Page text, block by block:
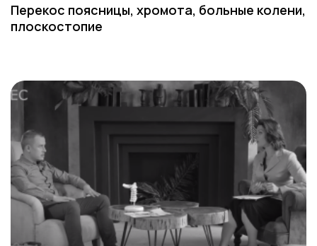
Перекос поясницы, хромота, больные колени,
плоскостопие